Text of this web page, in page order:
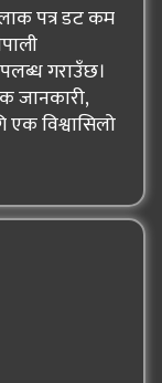
पत्र डट कम
गराउँछ।
जानकारी,
एक विश्वासिलो